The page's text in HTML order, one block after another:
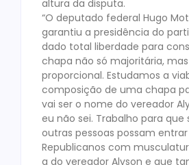
altura da disputa.
“O deputado federal Hugo
garantiu a presidência do
dado total liberdade para
chapa não só majoritária,
proporcional. Estudamos a
composição de uma chapa
vai ser o nome do vereador
eu não sei. Trabalho para que
outras pessoas possam
Republicanos com
a do vereador Alyson e que